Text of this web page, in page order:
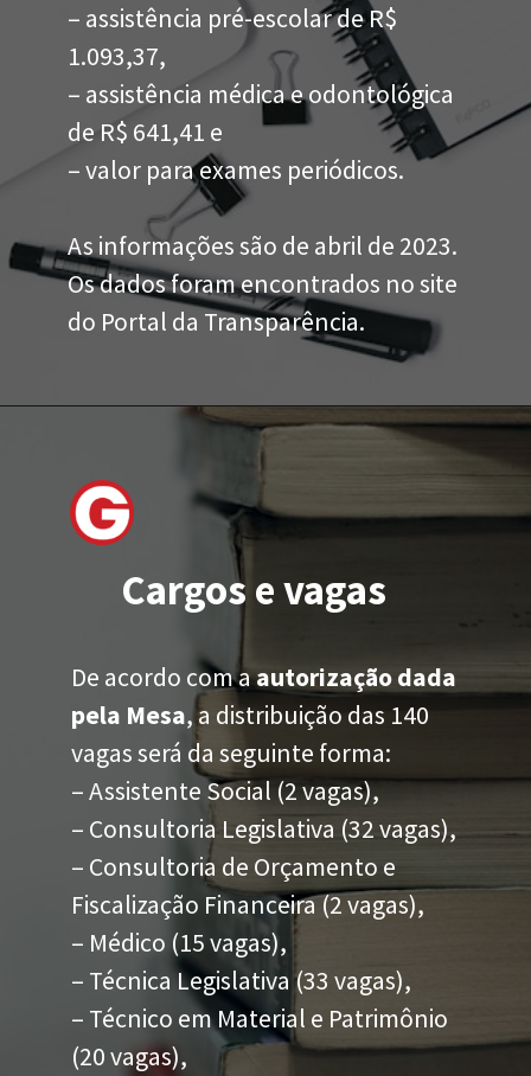
– assistência pré-escolar de R$
1.093,37,
– assistência médica e odontológica
de R$ 641,41 e
– valor para exames periódicos.
As informações são de abril de 2023.
Os dados foram encontrados no site
do Portal da Transparência.
Cargos e vagas
De acordo com aautorização dada
pela Mesa, a distribuição das 140
vagas será da seguinte forma:
– Assistente Social (2 vagas),
– Consultoria Legislativa (32 vagas),
– Consultoria de Orçamento e
Fiscalização Financeira (2 vagas),
– Médico (15 vagas),
– Técnica Legislativa (33 vagas),
– Técnico em Material e Patrimônio
(20 vagas),